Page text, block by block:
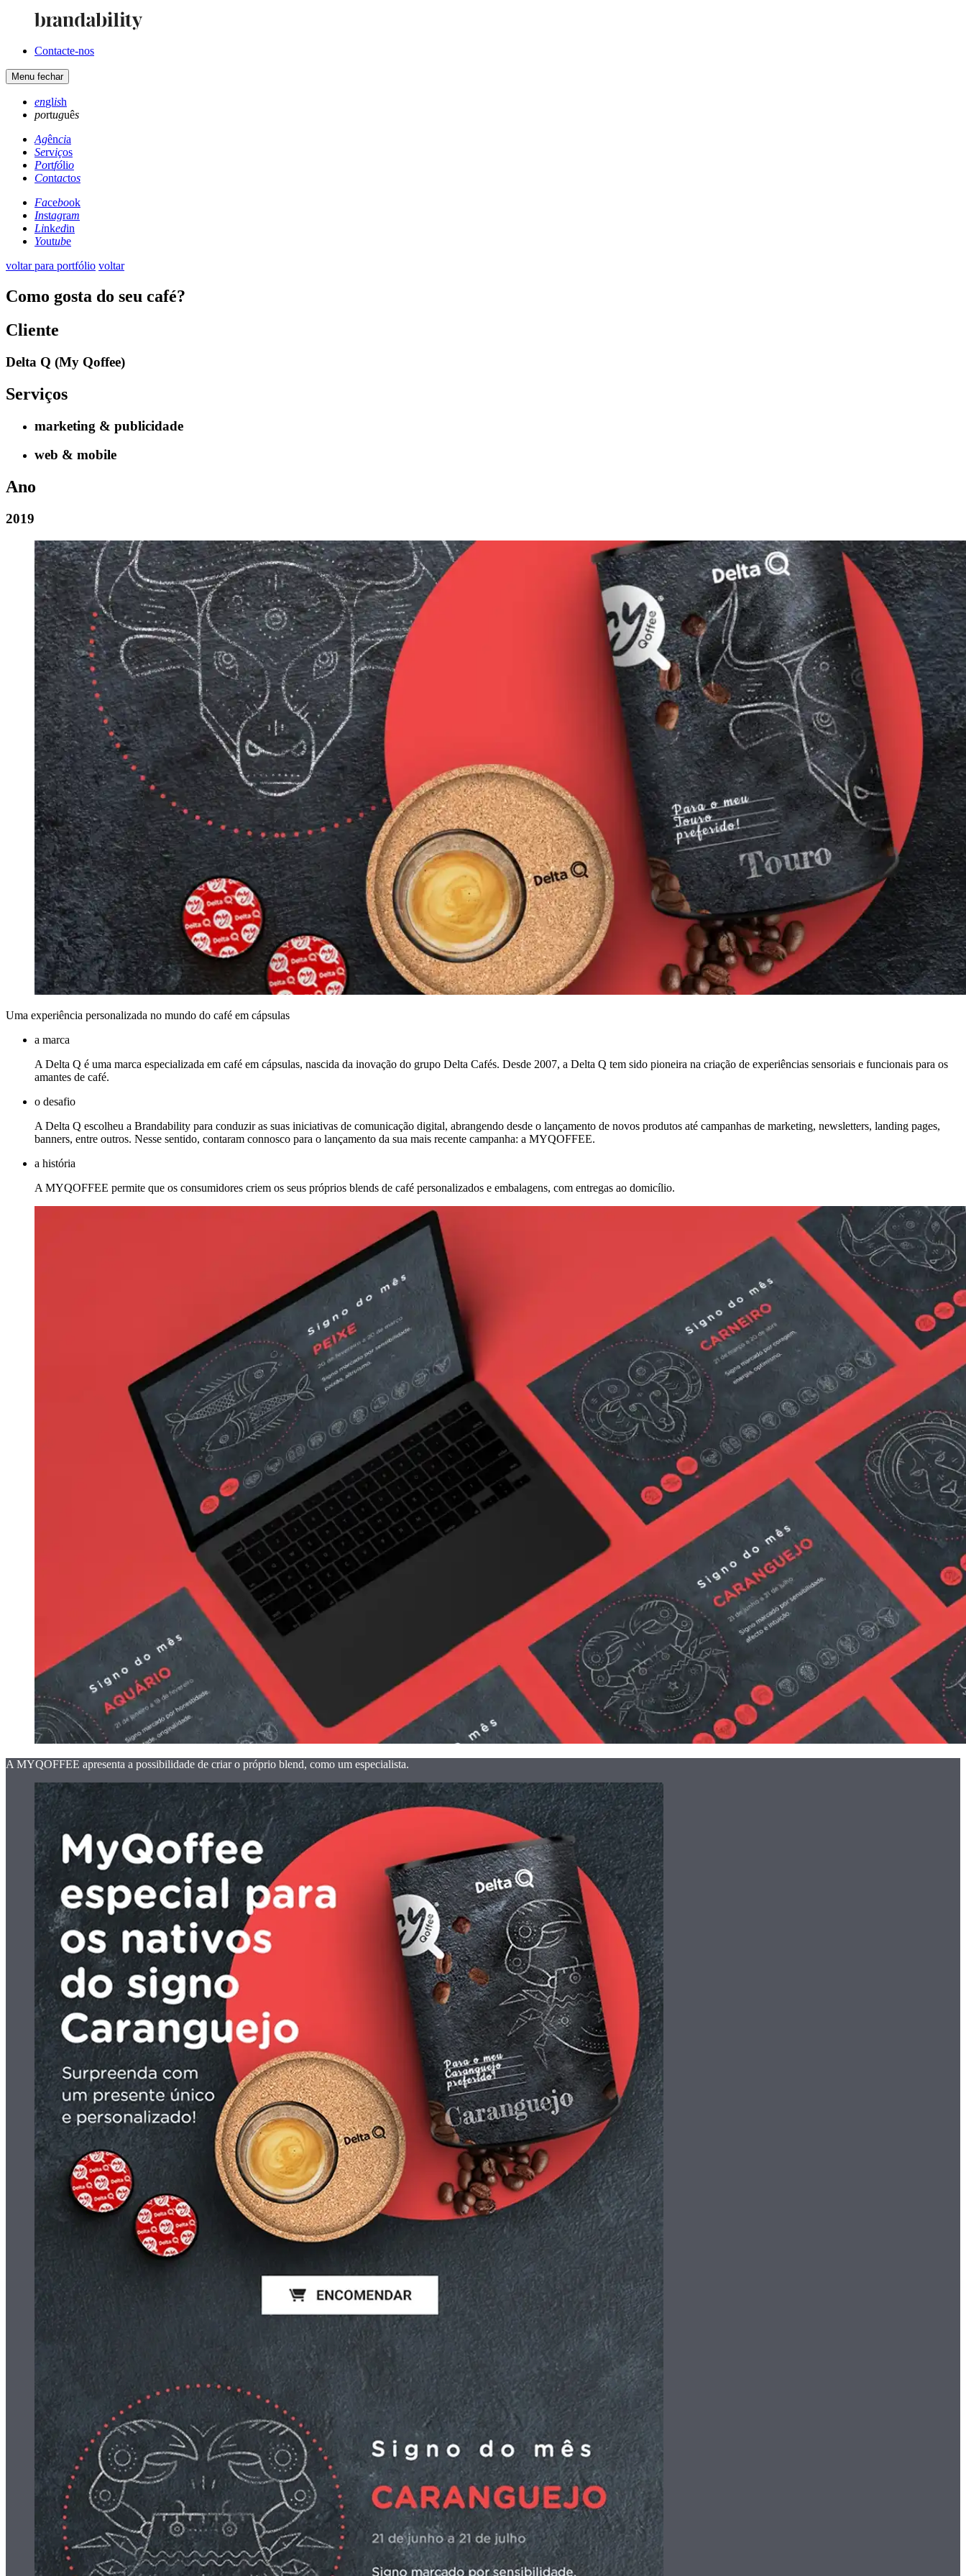
Contacte-nos
Menu fechar
english
português
Agência
Serviços
Portfólio
Contactos
Facebook
Instagram
Linkedin
Youtube
voltar para portfólio voltar
Como gosta do seu café?
Cliente
Delta Q (My Qoffee)
Serviços
marketing & publicidade
web & mobile
Ano
2019
Uma experiência personalizada no mundo do café em cápsulas
a marca
A Delta Q é uma marca especializada em café em cápsulas, nascida da inovação do grupo Delta Cafés. Desde 2007, a Delta Q tem sido pioneira na criação de experiências sensoriais e funcionais para os
amantes de café.
o desafio
A Delta Q escolheu a Brandability para conduzir as suas iniciativas de comunicação digital, abrangendo desde o lançamento de novos produtos até campanhas de marketing, newsletters, landing pages,
banners, entre outros. Nesse sentido, contaram connosco para o lançamento da sua mais recente campanha: a MYQOFFEE.
a história
A MYQOFFEE permite que os consumidores criem os seus próprios blends de café personalizados e embalagens, com entregas ao domicílio.
A MYQOFFEE apresenta a possibilidade de criar o próprio blend, como um especialista.